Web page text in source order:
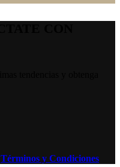
Términos y Condiciones